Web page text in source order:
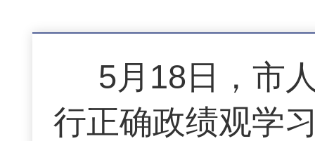
5月18日，市
行正确政绩观学